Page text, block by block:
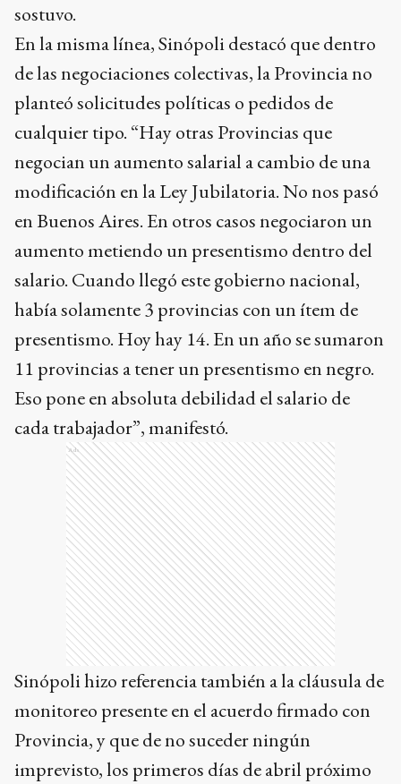
sostuvo.
En la misma línea, Sinópoli destacó que dentro
de las negociaciones colectivas, la Provincia no
planteó solicitudes políticas o pedidos de
cualquier tipo. “Hay otras Provincias que
negocian un aumento salarial a cambio de una
modificación en la Ley Jubilatoria. No nos pasó
en Buenos Aires. En otros casos negociaron un
aumento metiendo un presentismo dentro del
salario. Cuando llegó este gobierno nacional,
había solamente 3 provincias con un ítem de
presentismo. Hoy hay 14. En un año se sumaron
11 provincias a tener un presentismo en negro.
Eso pone en absoluta debilidad el salario de
cada trabajador”, manifestó.
Ads
Sinópoli hizo referencia también a la cláusula de
monitoreo presente en el acuerdo firmado con
Provincia, y que de no suceder ningún
imprevisto, los primeros días de abril próximo